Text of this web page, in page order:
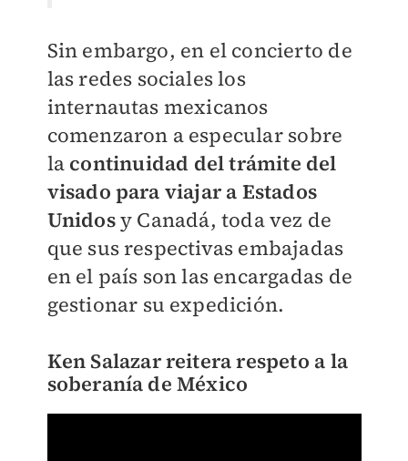
Sin embargo, en el concierto de
las redes sociales los
internautas mexicanos
comenzaron a especular sobre
lacontinuidad del trámite del
visado para viajar a Estados
Unidosy Canadá, toda vez de
que sus respectivas embajadas
en el país son las encargadas de
gestionar su expedición.
​Ken Salazar reitera respeto a la
soberanía de México